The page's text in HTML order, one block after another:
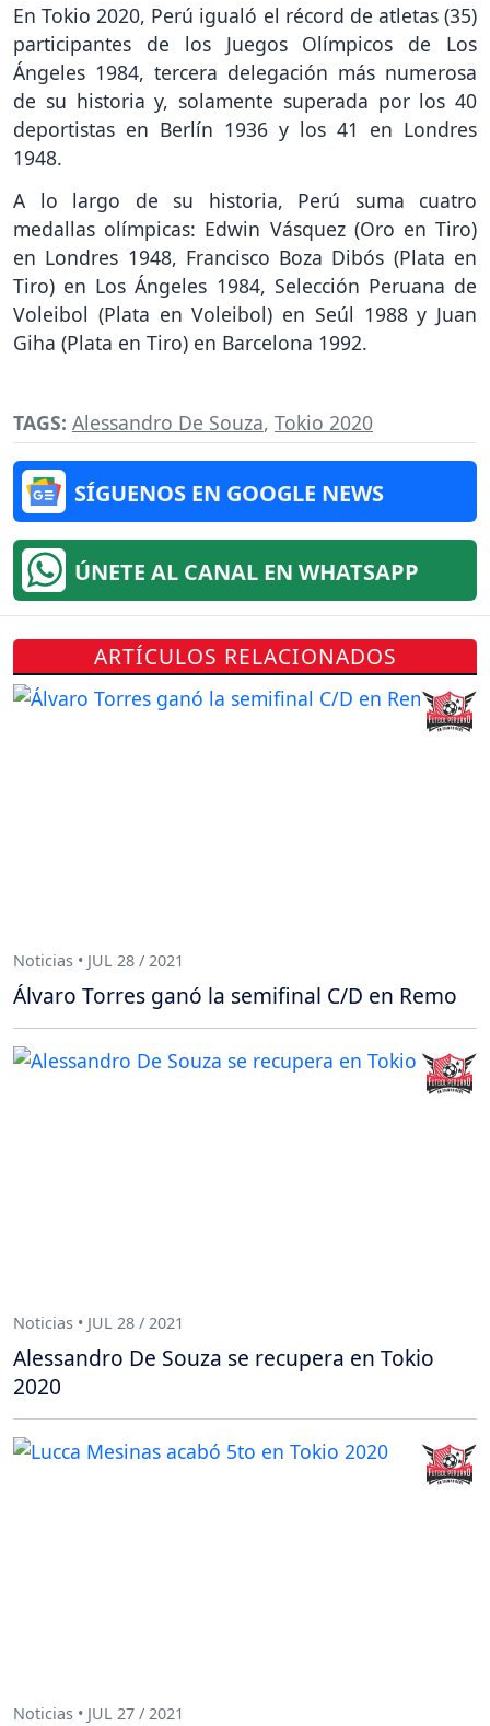
En Tokio 2020, Perú igualó el récord de atletas (35)
participantes de los Juegos Olímpicos de Los
Ángeles 1984, tercera delegación más numerosa
de su historia y, solamente superada por los 40
deportistas en Berlín 1936 y los 41 en Londres
1948.
A lo largo de su historia, Perú suma cuatro
medallas olímpicas: Edwin Vásquez (Oro en Tiro)
en Londres 1948, Francisco Boza Dibós (Plata en
Tiro) en Los Ángeles 1984, Selección Peruana de
Voleibol (Plata en Voleibol) en Seúl 1988 y Juan
Giha (Plata en Tiro) en Barcelona 1992.
TAGS: Alessandro De Souza, Tokio 2020
SÍGUENOS EN GOOGLE NEWS
ÚNETE AL CANAL EN WHATSAPP
ARTÍCULOS RELACIONADOS
Noticias • JUL 28 / 2021
Álvaro Torres ganó la semifinal C/D en Remo
Noticias • JUL 28 / 2021
Alessandro De Souza se recupera en Tokio
2020
Noticias • JUL 27 / 2021